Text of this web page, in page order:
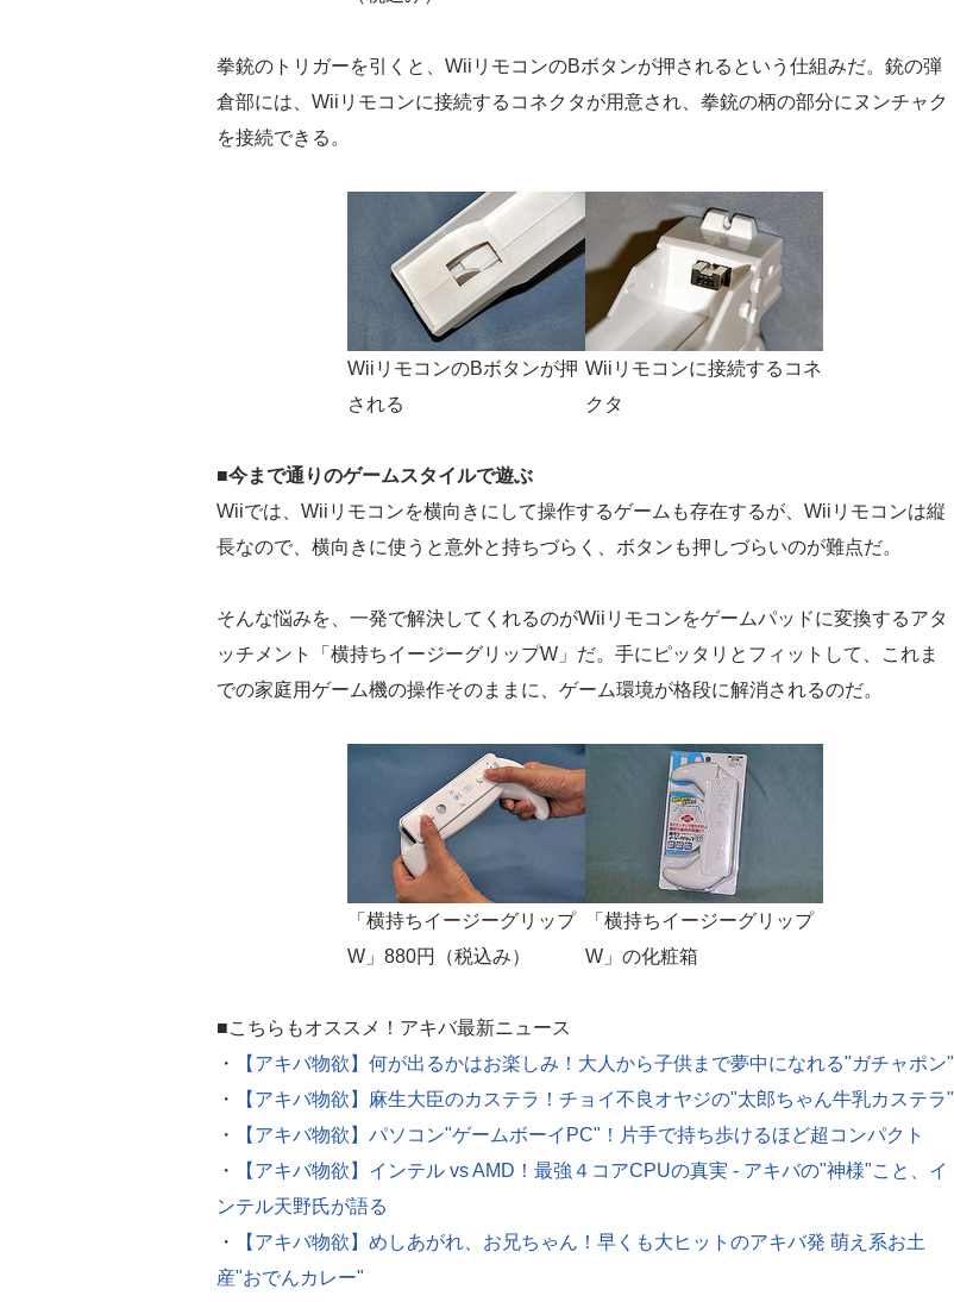
拳銃のトリガーを引くと、WiiリモコンのBボタンが押されるという仕組みだ。銃の弾
倉部には、Wiiリモコンに接続するコネクタが用意され、拳銃の柄の部分にヌンチャク
を接続できる。
WiiリモコンのBボタンが押
される
Wiiリモコンに接続するコネ
クタ
■今まで通りのゲームスタイルで遊ぶ
Wiiでは、Wiiリモコンを横向きにして操作するゲームも存在するが、Wiiリモコンは縦
長なので、横向きに使うと意外と持ちづらく、ボタンも押しづらいのが難点だ。
そんな悩みを、一発で解決してくれるのがWiiリモコンをゲームパッドに変換するアタ
ッチメント「横持ちイージーグリップW」だ。手にピッタリとフィットして、これま
での家庭用ゲーム機の操作そのままに、ゲーム環境が格段に解消されるのだ。
「横持ちイージーグリップ
W」880円（税込み）
「横持ちイージーグリップ
W」の化粧箱
■こちらもオススメ！アキバ最新ニュース
・
【アキバ物欲】何が出るかはお楽しみ！大人から子供まで夢中になれる"ガチャポン"
・
【アキバ物欲】麻生大臣のカステラ！チョイ不良オヤジの"太郎ちゃん牛乳カステラ"
・
【アキバ物欲】パソコン"ゲームボーイPC"！片手で持ち歩けるほど超コンパクト
・
【アキバ物欲】インテル vs AMD！最強４コアCPUの真実 - アキバの"神様"こと、イ
ンテル天野氏が語る
・
【アキバ物欲】めしあがれ、お兄ちゃん！早くも大ヒットのアキバ発 萌え系お土
産"おでんカレー"